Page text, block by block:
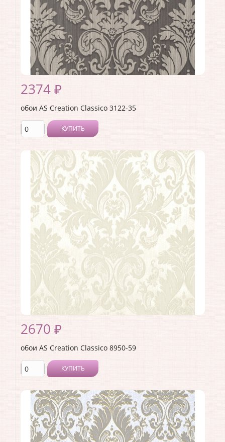
Страна:Германия
Материал основы:Флизелин
Раппорт:<>
2374 ₽
обои AS Creation Classico 3122-35
КУПИТЬ
Производитель: AS Creation
Коллекция:Classico
Длина рулона: 10.05
Ширина рулона: 1.06
Материал покрытия:Виниловое
Страна:
Германия
Материал основы:
Флизелин
Раппорт:
<>
2670 ₽
обои AS Creation Classico 8950-59
КУПИТЬ
Производитель:AS Creation
Коллекция:Classico